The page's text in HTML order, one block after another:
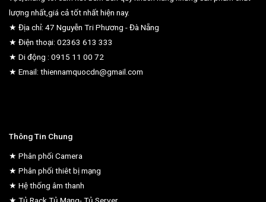
lượng nhất,giá cả tốt nhất hiện nay.
★ Địa chỉ: 47 Nguyễn Tri Phương - Đà Nẵng
★ Điện thoại: 02363 613 333
★ Di động : 0915 11 00 72
★ Email: thiennamquocdn@gmail.com
Thông Tin Chung
★ Phân phối Camera
★ Phân phối thiêt bị mạng
★ Hệ thống âm thanh
★ Tủ Rack Tủ Mạng- Tủ Server